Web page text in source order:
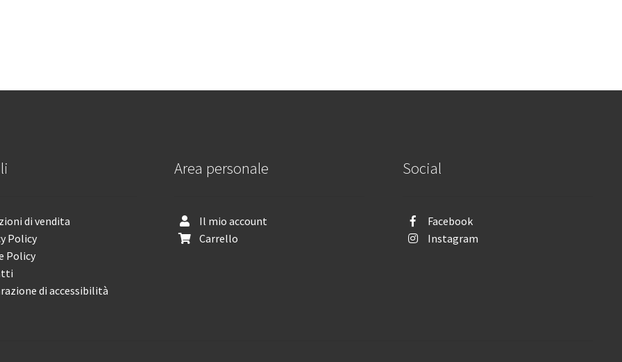
di vendita
Policy
Policy
di accessibilità
Area personale
Il mio account
Carrello
Social
Facebook
Instagram